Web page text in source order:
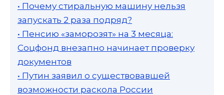
• Почему стиральную машину нельзя
запускать 2 раза подряд?
• Пенсию «заморозят» на 3 месяца:
Соцфонд внезапно начинает проверку
документов
• Путин заявил о существовавшей
возможности раскола России